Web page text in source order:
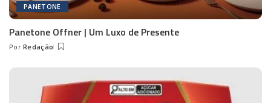
PANETONE
Panetone Offner | Um Luxo de Presente
Posted
Por Redação